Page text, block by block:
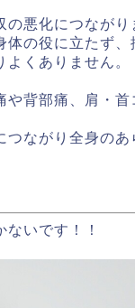
悪化につながり
の役に立たず、
くありません。
背部痛、肩・首
つながり全身のあ
いです！！